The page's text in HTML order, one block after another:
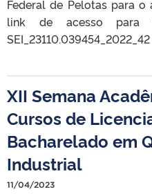
Federal de Pelotas para
link de acesso para
SEI_23110.039454_2022_42
XII Semana
Cursos de
Bacharelado em
Industrial
11/04/2023